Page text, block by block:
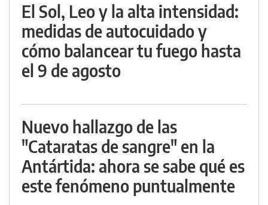
El Sol, Leo y la alta intensidad:
medidas de autocuidado y
cómo balancear tu fuego hasta
el 9 de agosto
Nuevo hallazgo de las
"Cataratas de sangre" en la
Antártida: ahora se sabe qué es
este fenómeno puntualmente